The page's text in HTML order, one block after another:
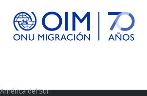
América del Sur